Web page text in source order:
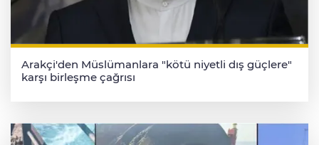
Arakçi'den Müslümanlara "kötü niyetli dış güçlere"
karşı birleşme çağrısı